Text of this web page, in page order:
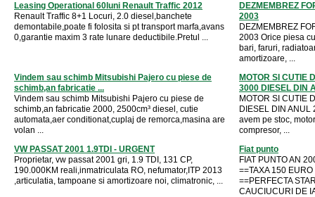
Leasing Operational 60luni Renault Traffic 2012
Renault Traffic 8+1 Locuri, 2.0 diesel,banchete
demontabile,poate fi folosita si pt transport marfa,avans
0,garantie maxim 3 rate lunare deductibile.Pretul ...
DEZMEMBREZ
2003
DEZMEMBREZ
2003 Orice piesa
bari, faruri,
amortizoare, ...
Vindem sau schimb Mitsubishi Pajero cu piese de
schimb,an fabricatie ...
Vindem sau schimb Mitsubishi Pajero cu piese de
schimb,an fabricatie 2000, 2500cm³ diesel, cutie
automata,aer conditionat,cuplaj de remorca,masina are
volan ...
MOTOR SI CUTIE
3000 DIESEL DIN
MOTOR SI CUTIE
DIESEL DIN
avem pe stoc,
compresor, ...
VW PASSAT 2001 1.9TDI - URGENT
Proprietar, vw passat 2001 gri, 1.9 TDI, 131 CP,
190.000KM reali,inmatriculata RO, nefumator,ITP 2013
,articulatia, tampoane si amortizoare noi, climatronic, ...
Fiat punto
FIAT PUNTO AN
==TAXA 150
==PERFECTA
CAUCIUCURI DE